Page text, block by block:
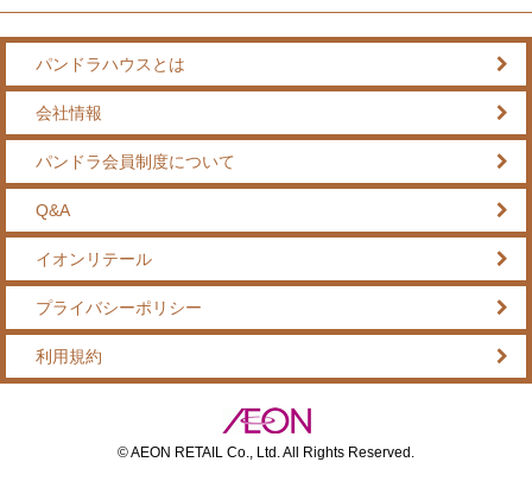
パンドラハウスとは
会社情報
パンドラ会員制度について
Q&A
イオンリテール
プライバシーポリシー
利用規約
© AEON RETAIL Co., Ltd. All Rights Reserved.